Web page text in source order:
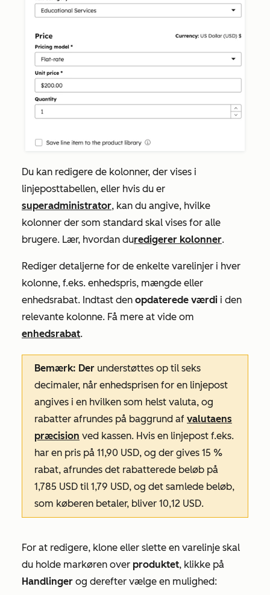
Du kan redigere de kolonner, der vises i
linjeposttabellen, eller hvis du er
superadministrator, kan du angive, hvilke
kolonner der som standard skal vises for alle
brugere. Lær, hvordan duredigerer kolonner.
Rediger detaljerne for de enkelte varelinjer i hver
kolonne, f.eks. enhedspris, mængde eller
enhedsrabat. Indtast den opdaterede værdi i den
relevante kolonne. Få mere at vide om
enhedsrabat.
Bemærk: Der understøttes op til seks
decimaler, når enhedsprisen for en linjepost
angives i en hvilken som helst valuta, og
rabatter afrundes på baggrund af valutaens
præcision ved kassen. Hvis en linjepost f.eks.
har en pris på 11,90 USD, og der gives 15 %
rabat, afrundes det rabatterede beløb på
1,785 USD til 1,79 USD, og det samlede beløb,
som køberen betaler, bliver 10,12 USD.
For at redigere, klone eller slette en varelinje skal
du holde markøren over produktet, klikke på
Handlinger og derefter vælge en mulighed: